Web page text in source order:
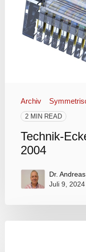
Archiv
2 MIN READ
Technik-
2004
Dr.
Juli 9, 2024